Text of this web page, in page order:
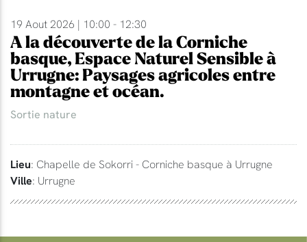
19 Aout 2026 | 10:00 - 12:30
A la découverte de la Corniche
basque, Espace Naturel Sensible à
Urrugne: Paysages agricoles entre
montagne et océan.
Sortie nature
Lieu: Chapelle de Sokorri - Corniche basque à Urrugne
Ville: Urrugne